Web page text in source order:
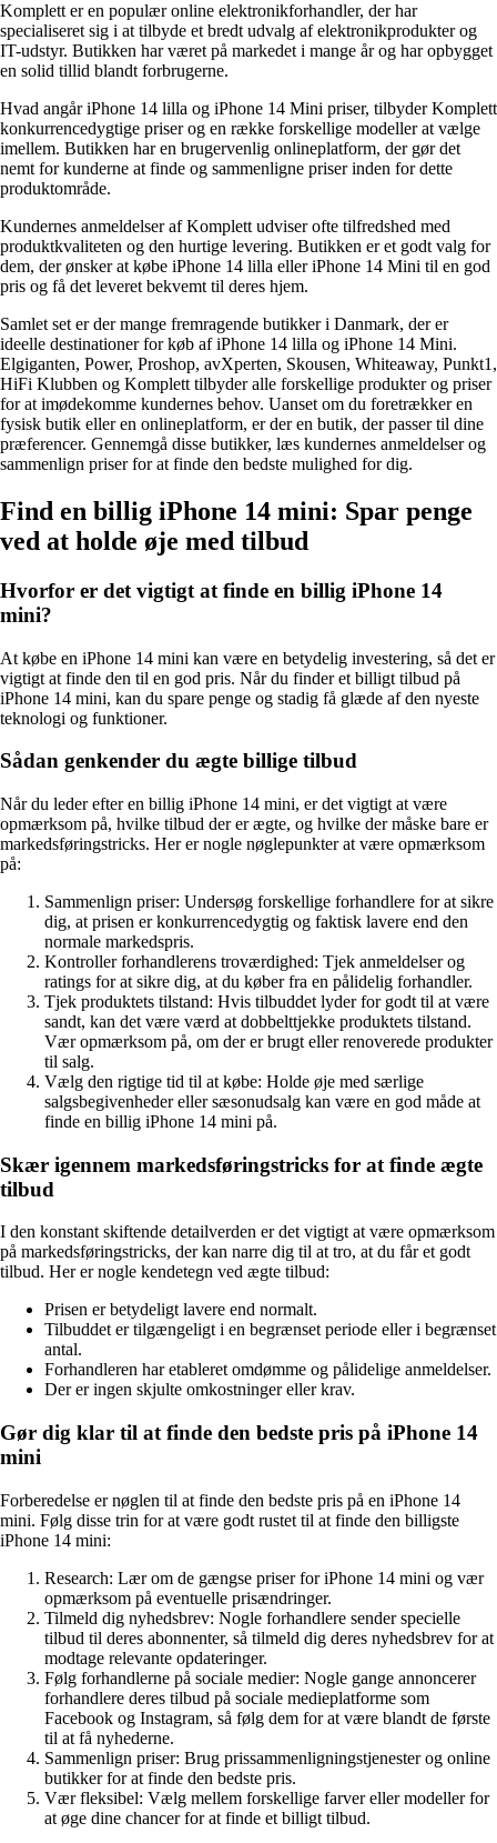
Komplett er en populær online elektronikforhandler, der har
specialiseret sig i at tilbyde et bredt udvalg af elektronikprodukter og
IT-udstyr. Butikken har været på markedet i mange år og har opbygget
en solid tillid blandt forbrugerne.
Hvad angår iPhone 14 lilla og iPhone 14 Mini priser, tilbyder Komplett
konkurrencedygtige priser og en række forskellige modeller at vælge
imellem. Butikken har en brugervenlig onlineplatform, der gør det
nemt for kunderne at finde og sammenligne priser inden for dette
produktområde.
Kundernes anmeldelser af Komplett udviser ofte tilfredshed med
produktkvaliteten og den hurtige levering. Butikken er et godt valg for
dem, der ønsker at købe iPhone 14 lilla eller iPhone 14 Mini til en god
pris og få det leveret bekvemt til deres hjem.
Samlet set er der mange fremragende butikker i Danmark, der er
ideelle destinationer for køb af iPhone 14 lilla og iPhone 14 Mini.
Elgiganten, Power, Proshop, avXperten, Skousen, Whiteaway, Punkt1,
HiFi Klubben og Komplett tilbyder alle forskellige produkter og priser
for at imødekomme kundernes behov. Uanset om du foretrækker en
fysisk butik eller en onlineplatform, er der en butik, der passer til dine
præferencer. Gennemgå disse butikker, læs kundernes anmeldelser og
sammenlign priser for at finde den bedste mulighed for dig.
Find en billig iPhone 14 mini: Spar penge
ved at holde øje med tilbud
Hvorfor er det vigtigt at finde en billig iPhone 14
mini?
At købe en iPhone 14 mini kan være en betydelig investering, så det er
vigtigt at finde den til en god pris. Når du finder et billigt tilbud på
iPhone 14 mini, kan du spare penge og stadig få glæde af den nyeste
teknologi og funktioner.
Sådan genkender du ægte billige tilbud
Når du leder efter en billig iPhone 14 mini, er det vigtigt at være
opmærksom på, hvilke tilbud der er ægte, og hvilke der måske bare er
markedsføringstricks. Her er nogle nøglepunkter at være opmærksom
på:
Sammenlign priser: Undersøg forskellige forhandlere for at sikre
dig, at prisen er konkurrencedygtig og faktisk lavere end den
normale markedspris.
Kontroller forhandlerens troværdighed: Tjek anmeldelser og
ratings for at sikre dig, at du køber fra en pålidelig forhandler.
Tjek produktets tilstand: Hvis tilbuddet lyder for godt til at være
sandt, kan det være værd at dobbelttjekke produktets tilstand.
Vær opmærksom på, om der er brugt eller renoverede produkter
til salg.
Vælg den rigtige tid til at købe: Holde øje med særlige
salgsbegivenheder eller sæsonudsalg kan være en god måde at
finde en billig iPhone 14 mini på.
Skær igennem markedsføringstricks for at finde ægte
tilbud
I den konstant skiftende detailverden er det vigtigt at være opmærksom
på markedsføringstricks, der kan narre dig til at tro, at du får et godt
tilbud. Her er nogle kendetegn ved ægte tilbud:
Prisen er betydeligt lavere end normalt.
Tilbuddet er tilgængeligt i en begrænset periode eller i begrænset
antal.
Forhandleren har etableret omdømme og pålidelige anmeldelser.
Der er ingen skjulte omkostninger eller krav.
Gør dig klar til at finde den bedste pris på iPhone 14
mini
Forberedelse er nøglen til at finde den bedste pris på en iPhone 14
mini. Følg disse trin for at være godt rustet til at finde den billigste
iPhone 14 mini:
Research: Lær om de gængse priser for iPhone 14 mini og vær
opmærksom på eventuelle prisændringer.
Tilmeld dig nyhedsbrev: Nogle forhandlere sender specielle
tilbud til deres abonnenter, så tilmeld dig deres nyhedsbrev for at
modtage relevante opdateringer.
Følg forhandlerne på sociale medier: Nogle gange annoncerer
forhandlere deres tilbud på sociale medieplatforme som
Facebook og Instagram, så følg dem for at være blandt de første
til at få nyhederne.
Sammenlign priser: Brug prissammenligningstjenester og online
butikker for at finde den bedste pris.
Vær fleksibel: Vælg mellem forskellige farver eller modeller for
at øge dine chancer for at finde et billigt tilbud.